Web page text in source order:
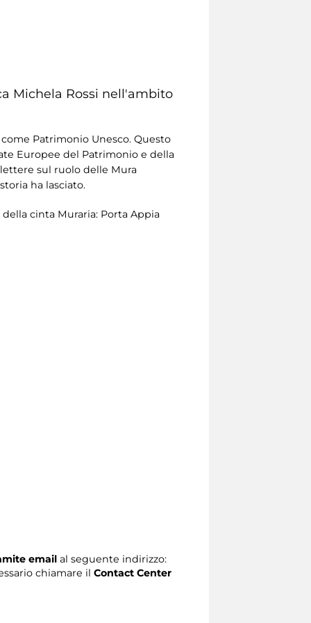
Michela Rossi nell'ambito
Patrimonio Unesco. Questo
Europee del Patrimonio e della
sul ruolo delle Mura
ha lasciato.
cinta Muraria: Porta Appia
email al seguente indirizzo:
chiamare il Contact Center